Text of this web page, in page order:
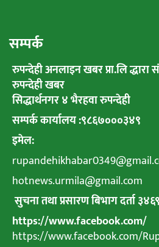
सम्पर्क
रुपन्देही अनलाइन खबर प्रा.लि द्धारा
रुपन्देही खबर
सिद्धार्थनगर ४ भैरहवा रुपन्देही
सम्पर्क कार्यालय :९८६७०००३४९
इमेल:
hotnews.urmila@gmail.com
सुचना तथा प्रसारण बिभाग दर्ता ३४६९
https://www.facebook.com/
https://www.facebook.com/